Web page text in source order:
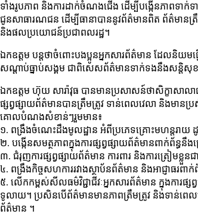
ទាំងរូបភាព និងការដាក់ចំណងជើង ដើម្បីបង្កើនភាពទាក់
ជូនសាធារណជន ដើម្បីធានាបាននូវព័ត៌មានពិត ព័ត៌មានត្
និងផលប្រយោជន៍ប្រជាពលរដ្ឋ។
ឯកឧត្តម បន្តថាចំពោះបងប្អូនអ្នកសារព័ត៌មាន ដែលនិយម
សណ្តាប់ធ្នាប់សង្គម ជាពិសេសព័ត៌មានទាក់ទងនឹងសន្តិសុ
ឯកឧត្តម ហ៊ុយ សារ៉ាវុធ បានមានប្រសាសន៍ថាសិក្ខាសាល
ផ្សព្វផ្សាយព័ត៌មានបានត្រឹមត្រូវ ទាន់ពេលវេលា និងមានប្រ
គោលបំណងសំខាន់ៗរួមមាន៖
១. ពង្រឹងចំណេះដឹងមូលដ្ឋាន អំពីប្រភេទគ្រោះមហន្តរាយ
២. បង្កើនសមត្ថភាពក្នុងការផ្សព្វផ្សាយព័ត៌មានពាក់ព័ន្ធ
៣. ជំរុញការផ្សព្វផ្សាយព័ត៌មាន ការពារ និងការត្រៀមខ្លួ
៤. ពង្រឹងកិច្ចសហការរវាងស្ថាប័នព័ត៌មាន និងអាជ្ញាធរពា
៥. លើកកម្ពស់សីលធម៌វិជ្ជាជីវៈអ្នកសារព័ត៌មាន ក្នុងការ
ទូលាយ។ ប្រសិនបើព័ត៌មានមានភាពត្រឹមត្រូវ និងទាន់ពេល
ព័ត៌មាន ។